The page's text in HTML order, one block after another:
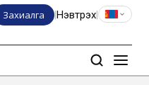
Захиалга Нэвтрэх